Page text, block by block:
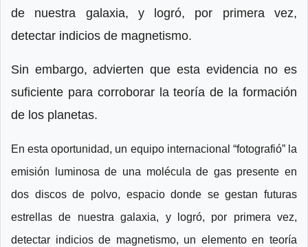
de nuestra galaxia, y logró, por primera vez,
detectar indicios de magnetismo.
Sin embargo, advierten que esta evidencia no es
suficiente para corroborar la teoría de la formación
de los planetas.
En esta oportunidad, un equipo internacional “fotografió” la
emisión luminosa de una molécula de gas presente en
dos discos de polvo, espacio donde se gestan futuras
estrellas de nuestra galaxia, y logró, por primera vez,
detectar indicios de magnetismo, un elemento en teoría